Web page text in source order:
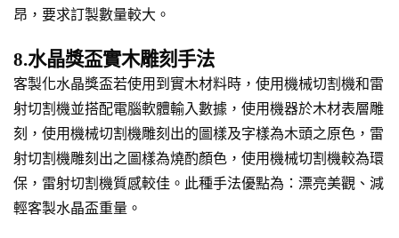
昂，要求訂製數量較大。
8.水晶獎盃實木雕刻手法
客製化水晶獎盃若使用到實木材料時，使用機械切割機和雷
射切割機並搭配電腦軟體輸入數據，使用機器於木材表層雕
刻，使用機械切割機雕刻出的圖樣及字樣為木頭之原色，雷
射切割機雕刻出之圖樣為燒酌顏色，使用機械切割機較為環
保，雷射切割機質感較佳。此種手法優點為：漂亮美觀、減
輕客製水晶盃重量。